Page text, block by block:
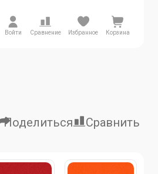
Войти Сравнение Избранное Корзина
Поделиться Сравнить